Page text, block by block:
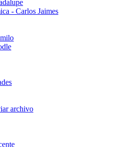
- Carlos Jaimes
archivo